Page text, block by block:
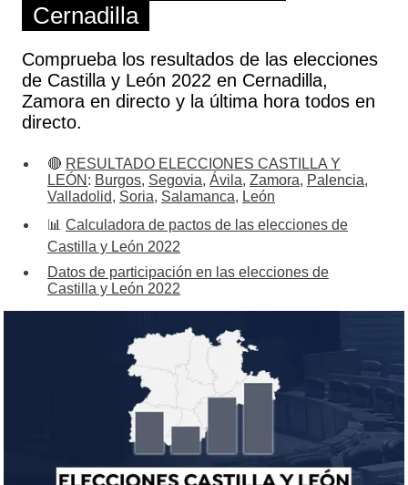
Cernadilla
Comprueba los resultados de las elecciones
de Castilla y León 2022 en Cernadilla,
Zamora en directo y la última hora todos en
directo.
🔴 RESULTADO ELECCIONES CASTILLA Y
LEÓN : Burgos, Segovia, Ávila, Zamora, Palencia,
Valladolid, Soria, Salamanca, León
📊 Calculadora de pactos de las elecciones de
Castilla y León 2022
Datos de participación en las elecciones de
Castilla y León 2022